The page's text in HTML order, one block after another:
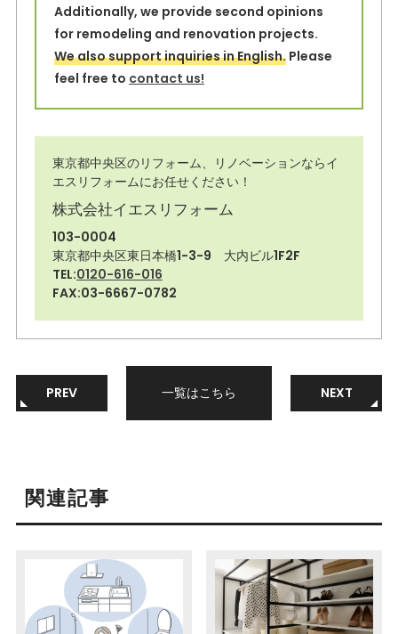
Additionally, we provide second opinions
for remodeling and renovation projects.
We also support inquiries in English.Please
feel free to contact us!
東京都中央区のリフォーム、リノベーションならイ
エスリフォームにお任せください！
株式会社イエスリフォーム
103-0004
東京都中央区東日本橋1-3-9 大内ビル1F2F
TEL:0120-616-016
FAX:03-6667-0782
PREV 一覧はこちら NEXT
関連記事